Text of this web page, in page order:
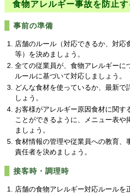
食物アレルギー事故を防止
事前の準備
店舗のルール（対応できるか、対応
等）を決めましょう。
全ての従業員が、食物アレルギーに
ルールに基づいて対応しましょう。
どんな食材を使っているか、最新で
しょう。
お客様がアレルギー原因食材に関す
ことができるように、メニュー表や
ましょう。
食材情報の管理や従業員への教育、
責任者を決めましょう。
接客時・調理時
店舗の食物アレルギー対応ルールを